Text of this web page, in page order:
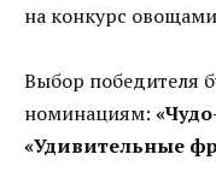
на конкурс
Выбор победителя
номинациям:
«Удивительные